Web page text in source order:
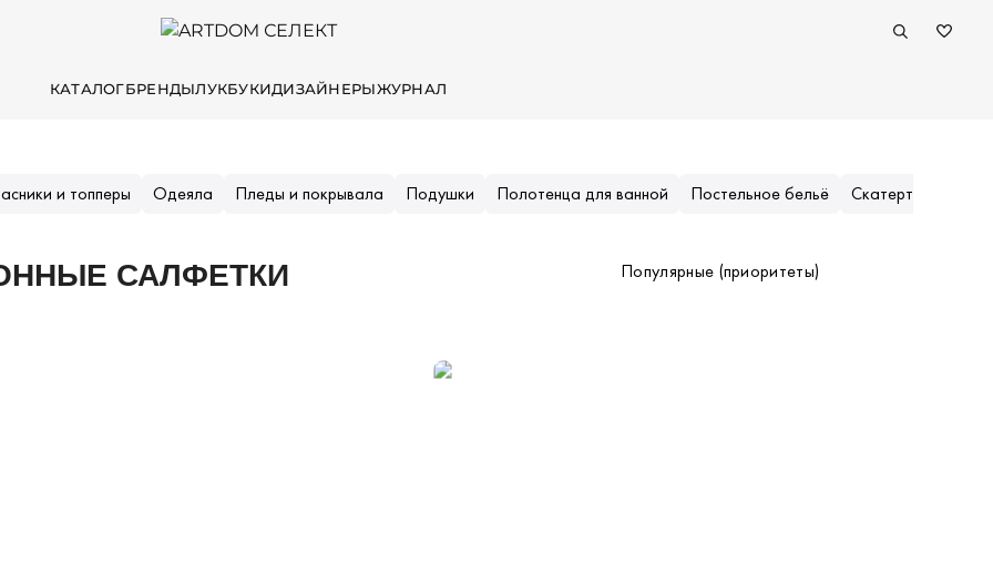
КАТАЛОГБРЕНДЫЛУКБУКИДИЗАЙНЕРЫЖУРНАЛ
и топперы Одеяла Пледы и покрывала Подушки Полотенца для ванной Постельное бельё Скатерти
САЛФЕТКИ Популярные (приоритеты)